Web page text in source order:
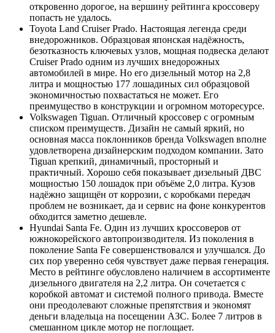
откровенно дорогое, на вершину рейтинга кроссоверу
попасть не удалось.
Toyota Land Cruiser Prado. Настоящая легенда среди
внедорожников. Образцовая японская надёжность,
безотказность ключевых узлов, мощная подвеска делают
Cruiser Prado одним из лучших внедорожных
автомобилей в мире. Но его дизельный мотор на 2,8
литра и мощностью 177 лошадиных сил образцовой
экономичностью похвастаться не может. Его
преимущество в конструкции и огромном моторесурсе.
Volkswagen Tiguan. Отличный кроссовер с огромным
списком преимуществ. Дизайн не самый яркий, но
основная масса поклонников бренда Volkswagen вполне
удовлетворена дизайнерским подходом компании. Зато
Tiguan крепкий, динамичный, просторный и
практичный. Хорошо себя показывает дизельный ДВС
мощностью 150 лошадок при объёме 2,0 литра. Кузов
надёжно защищён от коррозии, с коробками передач
проблем не возникает, да и сервис на фоне конкурентов
обходится заметно дешевле.
Hyundai Santa Fe. Один из лучших кроссоверов от
южнокорейского автопроизводителя. Из поколения в
поколение Santa Fe совершенствовался и улучшался. До
сих пор уверенно себя чувствует даже первая генерация.
Место в рейтинге обусловлено наличием в ассортименте
дизельного двигателя на 2,2 литра. Он сочетается с
коробкой автомат и системой полного привода. Вместе
они преодолевают сложные препятствия и экономят
деньги владельца на посещении АЗС. Более 7 литров в
смешанном цикле мотор не поглощает.